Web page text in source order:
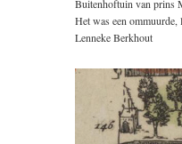
Buitenhoftuin van prins
Het was een
Lenneke Berkhout